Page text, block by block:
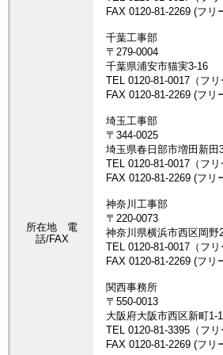
所在地 電
話/FAX